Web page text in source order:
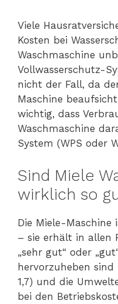
Viele
Kosten bei
Waschmaschine
Vollwasserschutz-
nicht der Fall, da
Maschine
wichtig, dass
Waschmaschine
System (WPS oder
Sind Miele
wirklich so
Die Miele-Maschine
– sie erhält in allen
„sehr gut“ oder
hervorzuheben
1,7) und die
bei den